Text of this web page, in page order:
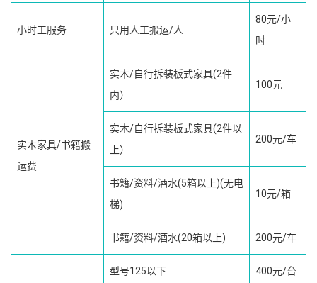
小时工服务 只用人工搬运/人
80元/小
时
实木家具/书籍搬
运费
实木/自行拆装板式家具(2件
内）
100元
实木/自行拆装板式家具(2件以
上）
200元/车
书籍/资料/酒水(5箱以上)(无电
梯)
10元/箱
书籍/资料/酒水(20箱以上) 200元/车
型号125以下 400元/台